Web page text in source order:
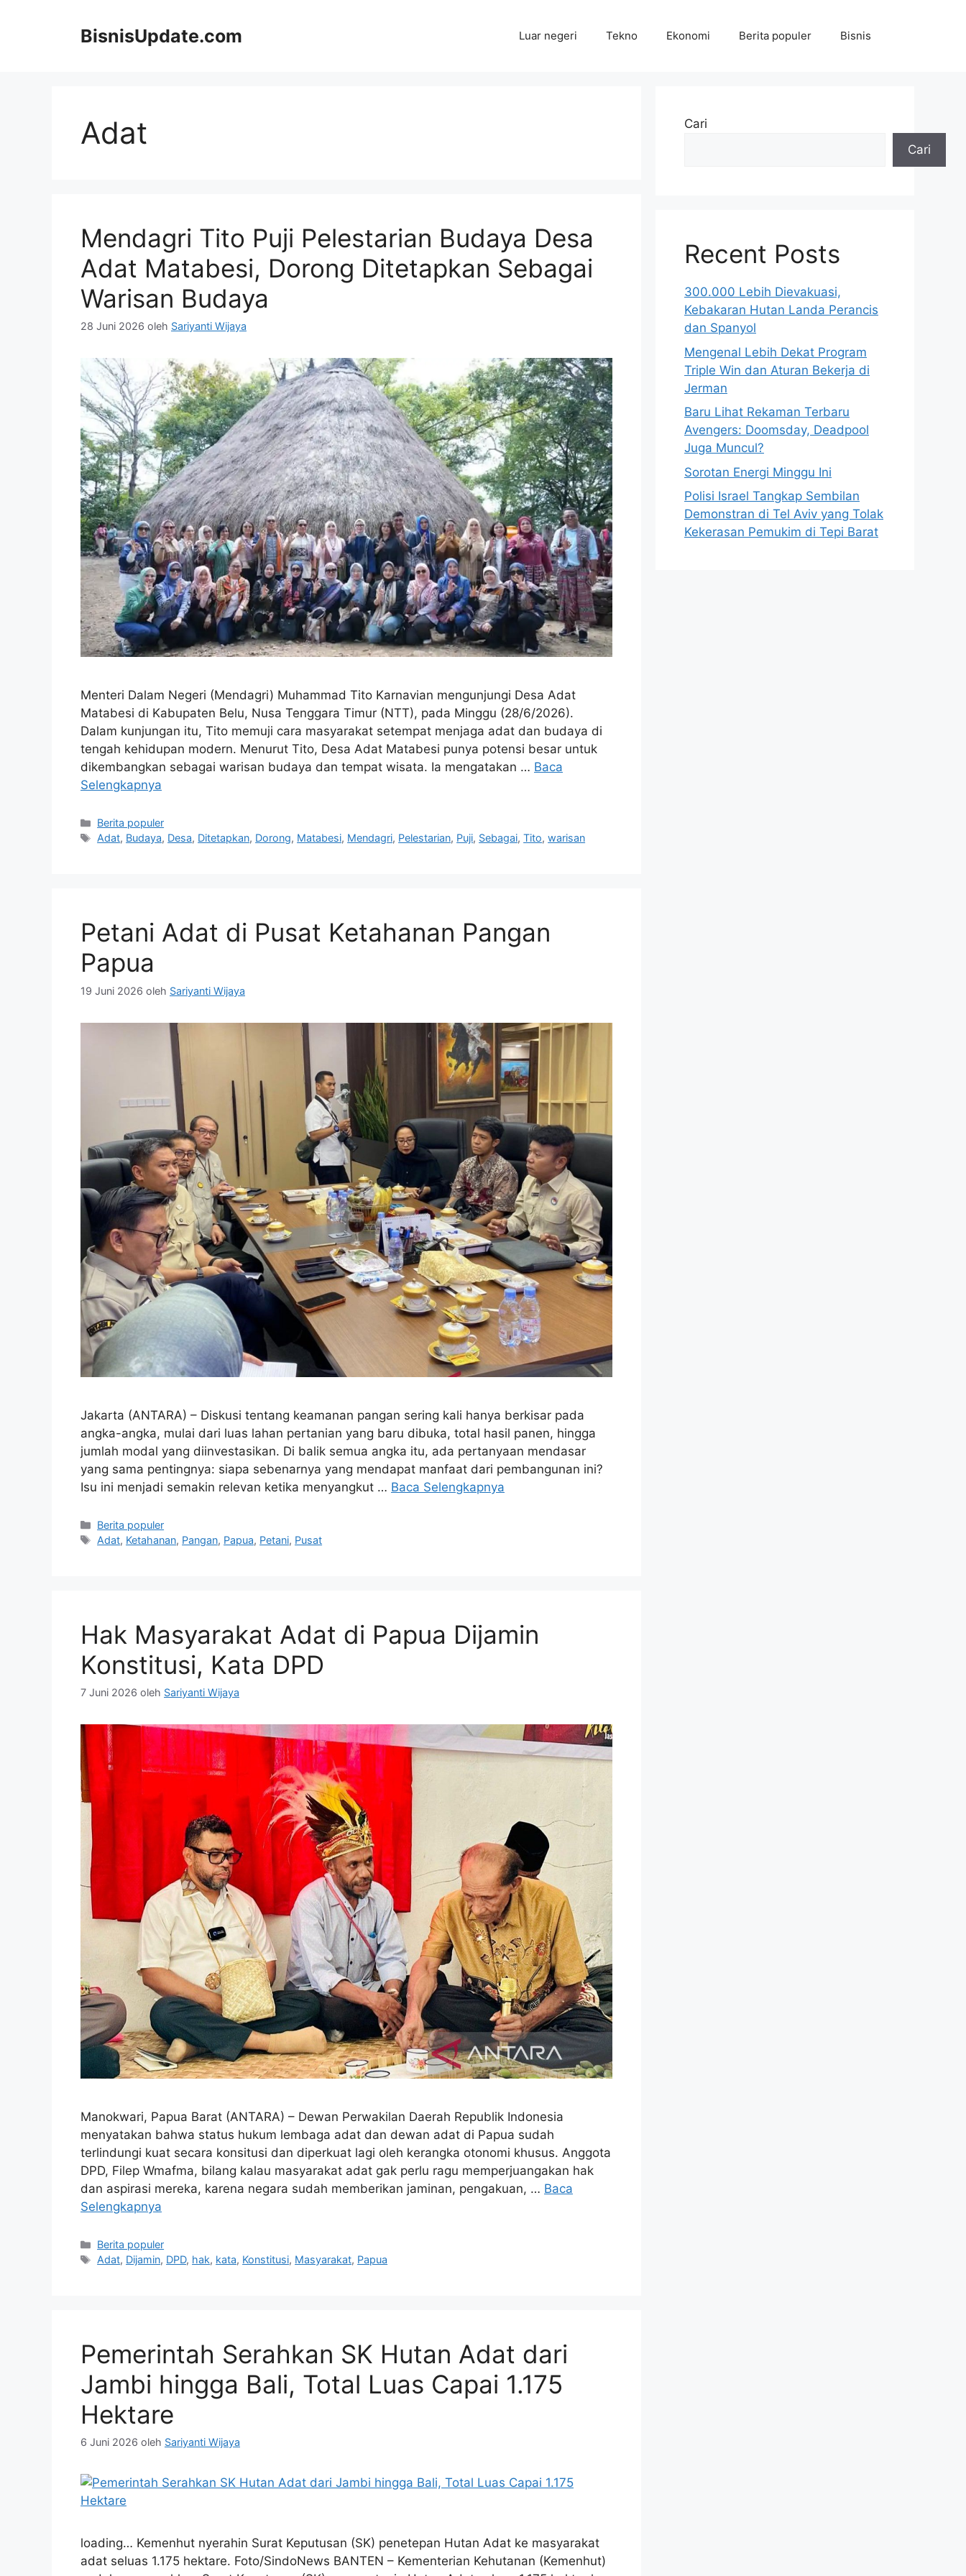
BisnisUpdate.com Luar negeri Tekno Ekonomi Berita populer Bisnis
Adat
Mendagri Tito Puji Pelestarian Budaya Desa
Adat Matabesi, Dorong Ditetapkan Sebagai
Warisan Budaya
28 Juni 2026 oleh Sariyanti Wijaya
Menteri Dalam Negeri (Mendagri) Muhammad Tito Karnavian mengunjungi Desa Adat
Matabesi di Kabupaten Belu, Nusa Tenggara Timur (NTT), pada Minggu (28/6/2026).
Dalam kunjungan itu, Tito memuji cara masyarakat setempat menjaga adat dan budaya di
tengah kehidupan modern. Menurut Tito, Desa Adat Matabesi punya potensi besar untuk
dikembangkan sebagai warisan budaya dan tempat wisata. Ia mengatakan … Baca
Selengkapnya
Kategori
Berita populer
Tag
Adat, Budaya, Desa, Ditetapkan, Dorong, Matabesi, Mendagri, Pelestarian, Puji, Sebagai,Tito,warisan
Petani Adat di Pusat Ketahanan Pangan
Papua
19 Juni 2026 oleh Sariyanti Wijaya
Jakarta (ANTARA) – Diskusi tentang keamanan pangan sering kali hanya berkisar pada
angka-angka, mulai dari luas lahan pertanian yang baru dibuka, total hasil panen, hingga
jumlah modal yang diinvestasikan. Di balik semua angka itu, ada pertanyaan mendasar
yang sama pentingnya: siapa sebenarnya yang mendapat manfaat dari pembangunan ini?
Isu ini menjadi semakin relevan ketika menyangkut … Baca Selengkapnya
Kategori
Berita populer
Tag
Adat, Ketahanan, Pangan, Papua, Petani, Pusat
Hak Masyarakat Adat di Papua Dijamin
Konstitusi, Kata DPD
7 Juni 2026 oleh Sariyanti Wijaya
Manokwari, Papua Barat (ANTARA) – Dewan Perwakilan Daerah Republik Indonesia
menyatakan bahwa status hukum lembaga adat dan dewan adat di Papua sudah
terlindungi kuat secara konsitusi dan diperkuat lagi oleh kerangka otonomi khusus. Anggota
DPD, Filep Wmafma, bilang kalau masyarakat adat gak perlu ragu memperjuangakan hak
dan aspirasi mereka, karena negara sudah memberikan jaminan, pengakuan, … Baca
Selengkapnya
Kategori
Berita populer
Tag
Adat, Dijamin, DPD, hak, kata, Konstitusi, Masyarakat, Papua
Pemerintah Serahkan SK Hutan Adat dari
Jambi hingga Bali, Total Luas Capai 1.175
Hektare
6 Juni 2026 oleh Sariyanti Wijaya
loading… Kemenhut nyerahin Surat Keputusan (SK) penetepan Hutan Adat ke masyarakat
adat seluas 1.175 hektare. Foto/SindoNews BANTEN – Kementerian Kehutanan (Kemenhut)
Cari
Cari
Recent Posts
300.000 Lebih Dievakuasi,
Kebakaran Hutan Landa Perancis
dan Spanyol
Mengenal Lebih Dekat Program
Triple Win dan Aturan Bekerja di
Jerman
Baru Lihat Rekaman Terbaru
Avengers: Doomsday, Deadpool
Juga Muncul?
Sorotan Energi Minggu Ini
Polisi Israel Tangkap Sembilan
Demonstran di Tel Aviv yang Tolak
Kekerasan Pemukim di Tepi Barat